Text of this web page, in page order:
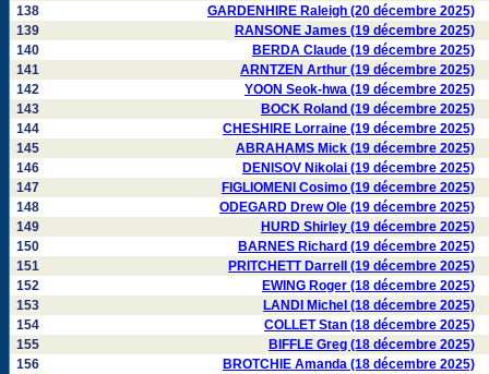
138
GARDENHIRE Raleigh (20 décembre 2025)
139
RANSONE James (19 décembre 2025)
140
BERDA Claude (19 décembre 2025)
141
ARNTZEN Arthur (19 décembre 2025)
142
YOON Seok-hwa (19 décembre 2025)
143
BOCK Roland (19 décembre 2025)
144
CHESHIRE Lorraine (19 décembre 2025)
145
ABRAHAMS Mick (19 décembre 2025)
146
DENISOV Nikolai (19 décembre 2025)
147
FIGLIOMENI Cosimo (19 décembre 2025)
148
ODEGARD Drew Ole (19 décembre 2025)
149
HURD Shirley (19 décembre 2025)
150
BARNES Richard (19 décembre 2025)
151
PRITCHETT Darrell (19 décembre 2025)
152
EWING Roger (18 décembre 2025)
153
LANDI Michel (18 décembre 2025)
154
COLLET Stan (18 décembre 2025)
155
BIFFLE Greg (18 décembre 2025)
156
BROTCHIE Amanda (18 décembre 2025)